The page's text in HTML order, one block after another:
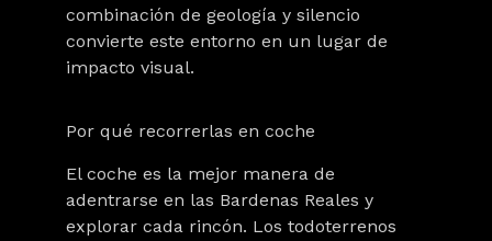
combinación de geología y silencio
convierte este entorno en un lugar de
impacto visual.
Por qué recorrerlas en coche
El coche es la mejor manera de
adentrarse en las Bardenas Reales y
explorar cada rincón. Los todoterrenos